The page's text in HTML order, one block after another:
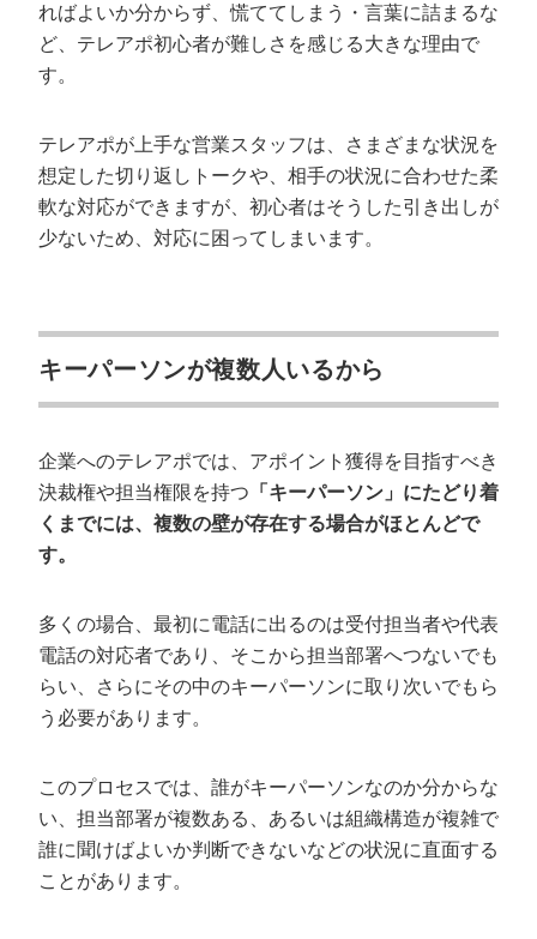
ればよいか分からず、慌ててしまう・言葉に詰まるな
ど、テレアポ初心者が難しさを感じる大きな理由で
す。
テレアポが上手な営業スタッフは、さまざまな状況を
想定した切り返しトークや、相手の状況に合わせた柔
軟な対応ができますが、初心者はそうした引き出しが
少ないため、対応に困ってしまいます。
キーパーソンが複数人いるから
企業へのテレアポでは、アポイント獲得を目指すべき
決裁権や担当権限を持つ 「キーパーソン」にたどり着
くまでには、複数の壁が存在する場合がほとんどで
す。
多くの場合、最初に電話に出るのは受付担当者や代表
電話の対応者であり、そこから担当部署へつないでも
らい、さらにその中のキーパーソンに取り次いでもら
う必要があります。
このプロセスでは、誰がキーパーソンなのか分からな
い、担当部署が複数ある、あるいは組織構造が複雑で
誰に聞けばよいか判断できないなどの状況に直面する
ことがあります。